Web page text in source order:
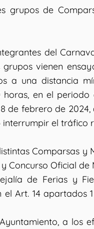
grupos de
del
vienen
a una distancia
horas, en el
de febrero de 2024,
el tráfico
Comparsas y
Concurso Oficial
de Ferias y
Art. 14 apartados
a los